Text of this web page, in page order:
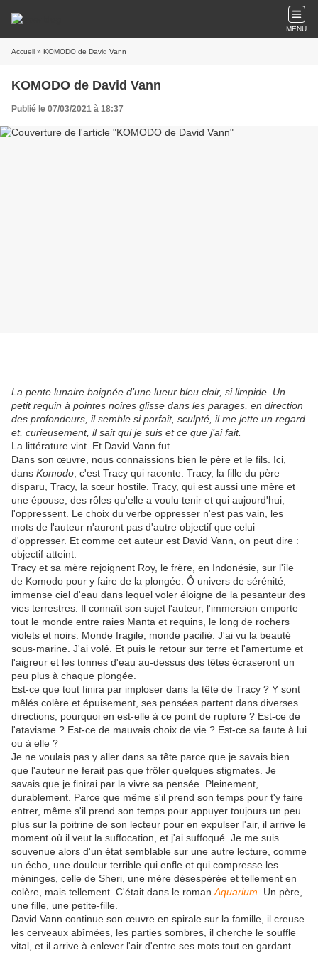
MENU
Accueil » KOMODO de David Vann
KOMODO de David Vann
Publié le 07/03/2021 à 18:37
La pente lunaire baignée d’une lueur bleu clair, si limpide. Un
petit requin à pointes noires glisse dans les parages, en direction
des profondeurs, il semble si parfait, sculpté, il me jette un regard
et, curieusement, il sait qui je suis et ce que j’ai fait.
La littérature vint. Et David Vann fut.
Dans son œuvre, nous connaissions bien le père et le fils. Ici,
dans Komodo , c'est Tracy qui raconte. Tracy, la fille du père
disparu, Tracy, la sœur hostile. Tracy, qui est aussi une mère et
une épouse, des rôles qu'elle a voulu tenir et qui aujourd'hui,
l'oppressent. Le choix du verbe oppresser n'est pas vain, les
mots de l'auteur n'auront pas d'autre objectif que celui
d'oppresser. Et comme cet auteur est David Vann, on peut dire :
objectif atteint.
Tracy et sa mère rejoignent Roy, le frère, en Indonésie, sur l'île
de Komodo pour y faire de la plongée. Ô univers de sérénité,
immense ciel d'eau dans lequel voler éloigne de la pesanteur des
vies terrestres. Il connaît son sujet l'auteur, l'immersion emporte
tout le monde entre raies Manta et requins, le long de rochers
violets et noirs. Monde fragile, monde pacifié. J'ai vu la beauté
sous-marine. J'ai volé. Et puis le retour sur terre et l'amertume et
l'aigreur et les tonnes d'eau au-dessus des têtes écraseront un
peu plus à chaque plongée.
Est-ce que tout finira par imploser dans la tête de Tracy ? Y sont
mêlés colère et épuisement, ses pensées partent dans diverses
directions, pourquoi en est-elle à ce point de rupture ? Est-ce de
l'atavisme ? Est-ce de mauvais choix de vie ? Est-ce sa faute à lui
ou à elle ?
Je ne voulais pas y aller dans sa tête parce que je savais bien
que l'auteur ne ferait pas que frôler quelques stigmates. Je
savais que je finirai par la vivre sa pensée. Pleinement,
durablement. Parce que même s'il prend son temps pour t'y faire
entrer, même s'il prend son temps pour appuyer toujours un peu
plus sur la poitrine de son lecteur pour en expulser l'air, il arrive le
moment où il veut la suffocation, et j'ai suffoqué. Je me suis
souvenue alors d'un état semblable sur une autre lecture, comme
un écho, une douleur terrible qui enfle et qui compresse les
méninges, celle de Sheri, une mère désespérée et tellement en
colère, mais tellement. C'était dans le roman Aquarium . Un père,
une fille, une petite-fille.
David Vann continue son œuvre en spirale sur la famille, il creuse
les cerveaux abîmées, les parties sombres, il cherche le souffle
vital, et il arrive à enlever l'air d'entre ses mots tout en gardant